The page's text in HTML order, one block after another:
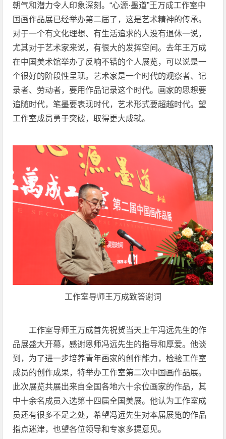
朝气和潜力令人印象深刻。“心源·墨道”王万成工作室中
国画作品展已经举办第二届了，这是艺术精神的传承。
对于一个有文化理想、有生活追求的人没有退休一说，
尤其对于艺术家来说，有很大的发挥空间。去年王万成
在中国美术馆举办了反响不错的个人展览，可以说是一
个很好的阶段性呈现。艺术家是一个时代的观察者、记
录者、劳动者，要用作品记录这个时代。画家的思想要
追随时代，笔墨要表现时代，艺术形式要超越时代。望
工作室成员勇于突破，取得更大成就。
工作室导师王万成致答谢词
工作室导师王万成首先祝贺当天上午冯远先生的作
品展盛大开幕，感谢恩师冯远先生的指导和厚爱。他谈
到，为了进一步培养青年画家的创作能力，检验工作室
成员的创作成果，特举办工作室第二次中国画作品展。
此次展览共展出来自全国各地六十余位画家的作品，其
中十余名成员入选第十四届全国美展。他认为工作室成
员还有很多不足之处，希望冯远先生对本届展览的作品
指点迷津，也望各位领导和专家多提意见。